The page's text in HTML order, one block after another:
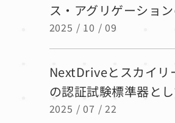
ス・アグリゲーショ
2025 / 10 / 09
NextDriveとスカイリ
の認証試験標準器と
2025 / 07 / 22